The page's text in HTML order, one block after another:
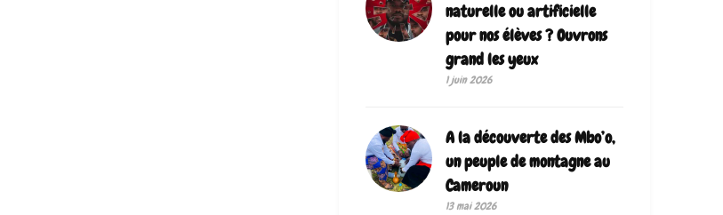
naturelle ou artificielle
pour nos élèves ? Ouvrons
grand les yeux
1 juin 2026
A la découverte des Mbo’o,
un peuple de montagne au
Cameroun
13 mai 2026